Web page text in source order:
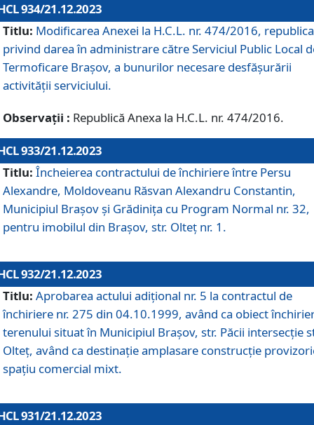
934/21.12.2023
Titlu: Modificarea Anexei la H.C.L. nr. 474/2016,
privind darea în administrare către Serviciul Public Local
Termoficare Braşov, a bunurilor necesare desfăşurării
activităţii serviciului.
Observații : Republică Anexa la H.C.L. nr. 474/2016.
933/21.12.2023
Titlu: Încheierea contractului de închiriere între Persu
Alexandre, Moldoveanu Răsvan Alexandru Constantin,
Municipiul Braşov şi Grădinița cu Program Normal nr. 32,
pentru imobilul din Brașov, str. Olteț nr. 1.
932/21.12.2023
Titlu: Aprobarea actului adițional nr. 5 la contractul de
închiriere nr. 275 din 04.10.1999, având ca obiect
terenului situat în Municipiul Brașov, str. Păcii intersecție
Olteț, având ca destinație amplasare construcție
spațiu comercial mixt.
931/21.12.2023